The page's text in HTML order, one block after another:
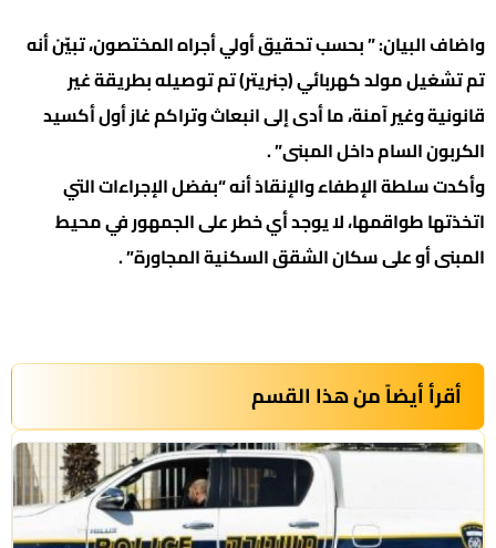
واضاف البيان: ” بحسب تحقيق أولي أجراه المختصون، تبيّن أنه
تم تشغيل مولد كهربائي (جنريتر) تم توصيله بطريقة غير
قانونية وغير آمنة، ما أدى إلى انبعاث وتراكم غاز أول أكسيد
الكربون السام داخل المبنى” .
وأكدت سلطة الإطفاء والإنقاذ أنه “بفضل الإجراءات التي
اتخذتها طواقمها، لا يوجد أي خطر على الجمهور في محيط
المبنى أو على سكان الشقق السكنية المجاورة” .
أقرأ أيضاً من هذا القسم